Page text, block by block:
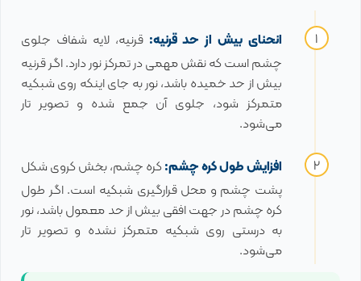
انحنای بیش از حد قرنیه: قرنیه، لایه شفاف جلوی
چشم است که نقش مهمی در تمرکز نور دارد. اگر قرنیه
بیش از حد خمیده باشد، نور به جای اینکه روی شبکیه
متمرکز شود، جلوی آن جمع شده و تصویر تار
می‌شود.
افزایش طول کره چشم:کره چشم، بخش کروی شکل
پشت چشم و محل قرارگیری شبکیه است. اگر طول
کره چشم در جهت افقی بیش از حد معمول باشد، نور
به درستی روی شبکیه متمرکز نشده و تصویر تار
می‌شود.